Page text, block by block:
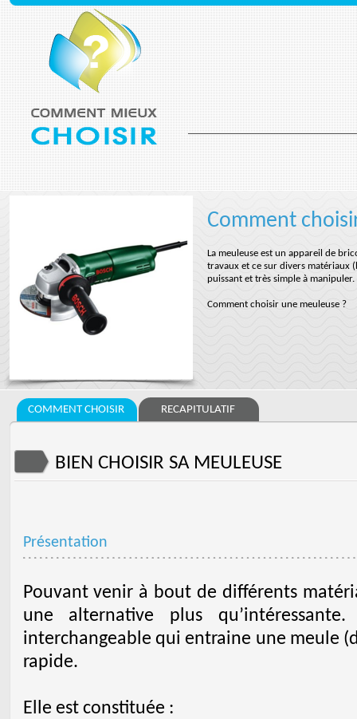
Comment
La meuleuse est un appareil de
travaux et ce sur divers matériaux
puissant et très simple à manipuler.
Comment choisir une meuleuse ?
COMMENT CHOISIR RECAPITULATIF
BIEN CHOISIR SA MEULEUSE
Présentation
Pouvant venir à bout de différents
une alternative plus
interchangeable qui entraine une meule
rapide.
Elle est constituée :